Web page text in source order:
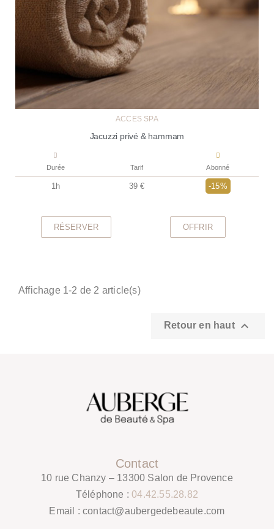
ACCÈS SPA
Jacuzzi privé & hammam
Durée Tarif Abonné
1h 39 € -15%
RÉSERVER OFFRIR
Affichage 1-2 de 2 article(s)
Retour en haut 
Contact
10 rue Chanzy – 13300 Salon de Provence
Téléphone :04.42.55.28.82
Email :contact@aubergedebeaute.com